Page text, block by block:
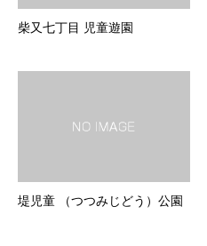
柴又七丁目 児童遊園
堤児童 （つつみじどう）公園